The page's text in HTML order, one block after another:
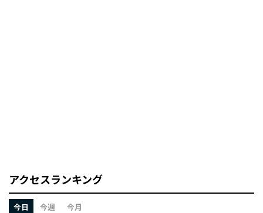
アクセスランキング
今日 今週 今月